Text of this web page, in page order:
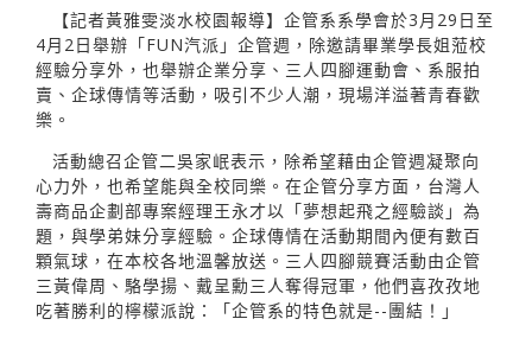
【記者黃雅雯淡水校園報導】企管系系學會於3月29日至
4月2日舉辦「FUN汽派」企管週，除邀請畢業學長姐蒞校
經驗分享外，也舉辦企業分享、三人四腳運動會、系服拍
賣、企球傳情等活動，吸引不少人潮，現場洋溢著青春歡
樂。
活動總召企管二吳家岷表示，除希望藉由企管週凝聚向
心力外，也希望能與全校同樂。在企管分享方面，台灣人
壽商品企劃部專案經理王永才以「夢想起飛之經驗談」為
題，與學弟妹分享經驗。企球傳情在活動期間內便有數百
顆氣球，在本校各地溫馨放送。三人四腳競賽活動由企管
三黃偉周、駱學揚、戴呈勳三人奪得冠軍，他們喜孜孜地
吃著勝利的檸檬派說：「企管系的特色就是--團結！」